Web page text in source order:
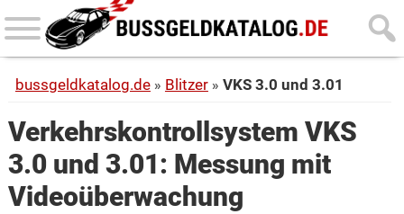
Skip
to
content
Skip
to
sidebar
bussgeldkatalog.de Blitzer VKS 3.0 und 3.01
Verkehrskontrollsystem VKS
3.0 und 3.01: Messung mit
Videoüberwachung